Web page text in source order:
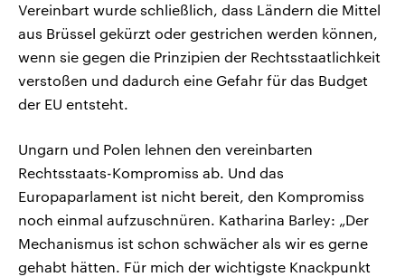
Vereinbart wurde schließlich, dass Ländern die Mittel
aus Brüssel gekürzt oder gestrichen werden können,
wenn sie gegen die Prinzipien der Rechtsstaatlichkeit
verstoßen und dadurch eine Gefahr für das Budget
der EU entsteht.
Ungarn und Polen lehnen den vereinbarten
Rechtsstaats-Kompromiss ab. Und das
Europaparlament ist nicht bereit, den Kompromiss
noch einmal aufzuschnüren. Katharina Barley: „Der
Mechanismus ist schon schwächer als wir es gerne
gehabt hätten. Für mich der wichtigste Knackpunkt